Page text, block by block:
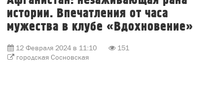
истории. Впечатления от часа
мужества в клубе «Вдохновение»
12 Февраля 2024 в 11:10
151
городская Сосновская